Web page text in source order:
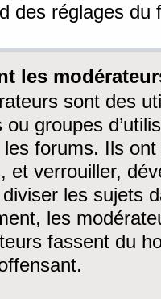
des réglages du
les
sont des
ou groupes
forums. Ils ont
et verrouiller,
les sujets
les
fassent du